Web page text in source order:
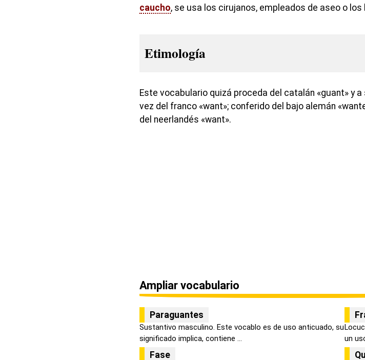
caucho, se usa los cirujanos, empleados de aseo o los
Etimología
Este vocabulario quizá proceda del catalán «guant» y a
vez del franco «want»; conferido del bajo alemán
del neerlandés «want».
Ampliar vocabulario
Paraguantes
Sustantivo masculino. Este vocablo es de uso anticuado, su
significado implica, contiene ...
un
Fase